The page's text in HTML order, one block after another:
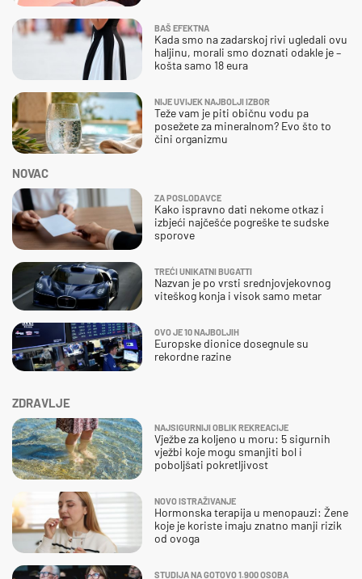
ZDRAVLJE
NAJSIGURNIJI OBLIK REKREACIJE
Vježbe za koljeno u moru: 5 sigurnih
vježbi koje mogu smanjiti bol i
poboljšati pokretljivost
NOVO ISTRAŽIVANJE
Hormonska terapija u menopauzi: Žene
koje je koriste imaju znatno manji rizik
od ovoga
STUDIJA NA GOTOVO 1.900 OSOBA
NOVAC
ZA POSLODAVCE
Kako ispravno dati nekome otkaz i
izbjeći najčešće pogreške te sudske
sporove
TREĆI UNIKATNI BUGATTI
Nazvan je po vrsti srednjovjekovnog
viteškog konja i visok samo metar
OVO JE 10 NAJBOLJIH
Europske dionice dosegnule su
rekordne razine
BAŠ EFEKTNA
Kada smo na zadarskoj rivi ugledali ovu
haljinu, morali smo doznati odakle je –
košta samo 18 eura
NIJE UVIJEK NAJBOLJI IZBOR
Teže vam je piti običnu vodu pa
posežete za mineralnom? Evo što to
čini organizmu